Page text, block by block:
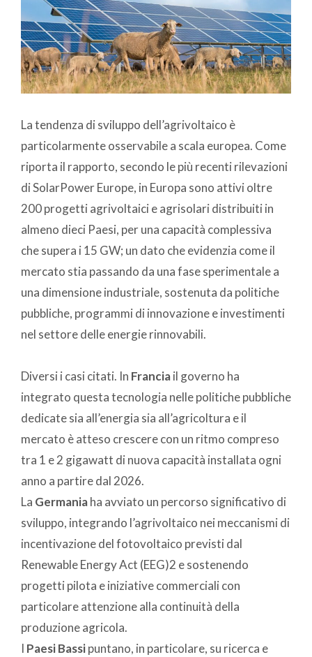
La tendenza di sviluppo dell’agrivoltaico è
particolarmente osservabile a scala europea. Come
riporta il rapporto, secondo le più recenti rilevazioni
di SolarPower Europe, in Europa sono attivi oltre
200 progetti agrivoltaici e agrisolari distribuiti in
almeno dieci Paesi, per una capacità complessiva
che supera i 15 GW; un dato che evidenzia come il
mercato stia passando da una fase sperimentale a
una dimensione industriale, sostenuta da politiche
pubbliche, programmi di innovazione e investimenti
nel settore delle energie rinnovabili.
Diversi i casi citati. In Franciail governo ha
integrato questa tecnologia nelle politiche pubbliche
dedicate sia all’energia sia all’agricoltura e il
mercato è atteso crescere con un ritmo compreso
tra 1 e 2 gigawatt di nuova capacità installata ogni
anno a partire dal 2026.
La Germaniaha avviato un percorso significativo di
sviluppo, integrando l’agrivoltaico nei meccanismi di
incentivazione del fotovoltaico previsti dal
Renewable Energy Act (EEG)2 e sostenendo
progetti pilota e iniziative commerciali con
particolare attenzione alla continuità della
produzione agricola.
I Paesi Bassipuntano, in particolare, su ricerca e